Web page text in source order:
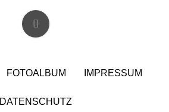
FOTOALBUM IMPRESSUM
DATENSCHUTZ